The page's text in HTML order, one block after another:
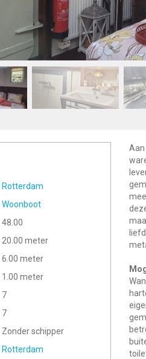
Rotterdam
Woonboot
48.00
20.00 meter
6.00 meter
1.00 meter
7
7
Zonder schipper
Rotterdam
Aan